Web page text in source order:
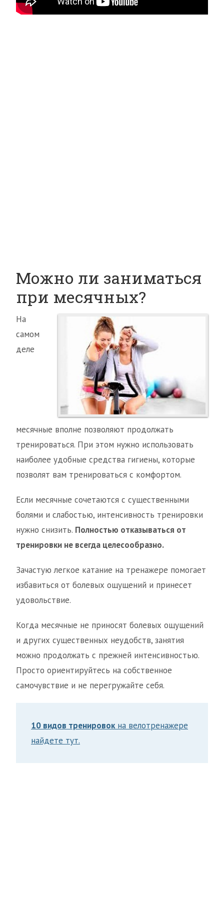
Можно ли заниматься
при месячных?
На
самом
деле
месячные вполне позволяют продолжать
тренироваться. При этом нужно использовать
наиболее удобные средства гигиены, которые
позволят вам тренироваться с комфортом.
Если месячные сочетаются с существенными
болями и слабостью, интенсивность тренировки
нужно снизить. Полностью отказываться от
тренировки не всегда целесообразно.
Зачастую легкое катание на тренажере помогает
избавиться от болевых ощущений и принесет
удовольствие.
Когда месячные не приносят болевых ощущений
и других существенных неудобств, занятия
можно продолжать с прежней интенсивностью.
Просто ориентируйтесь на собственное
самочувствие и не перегружайте себя.
10 видов тренировокна велотренажере
найдете тут.